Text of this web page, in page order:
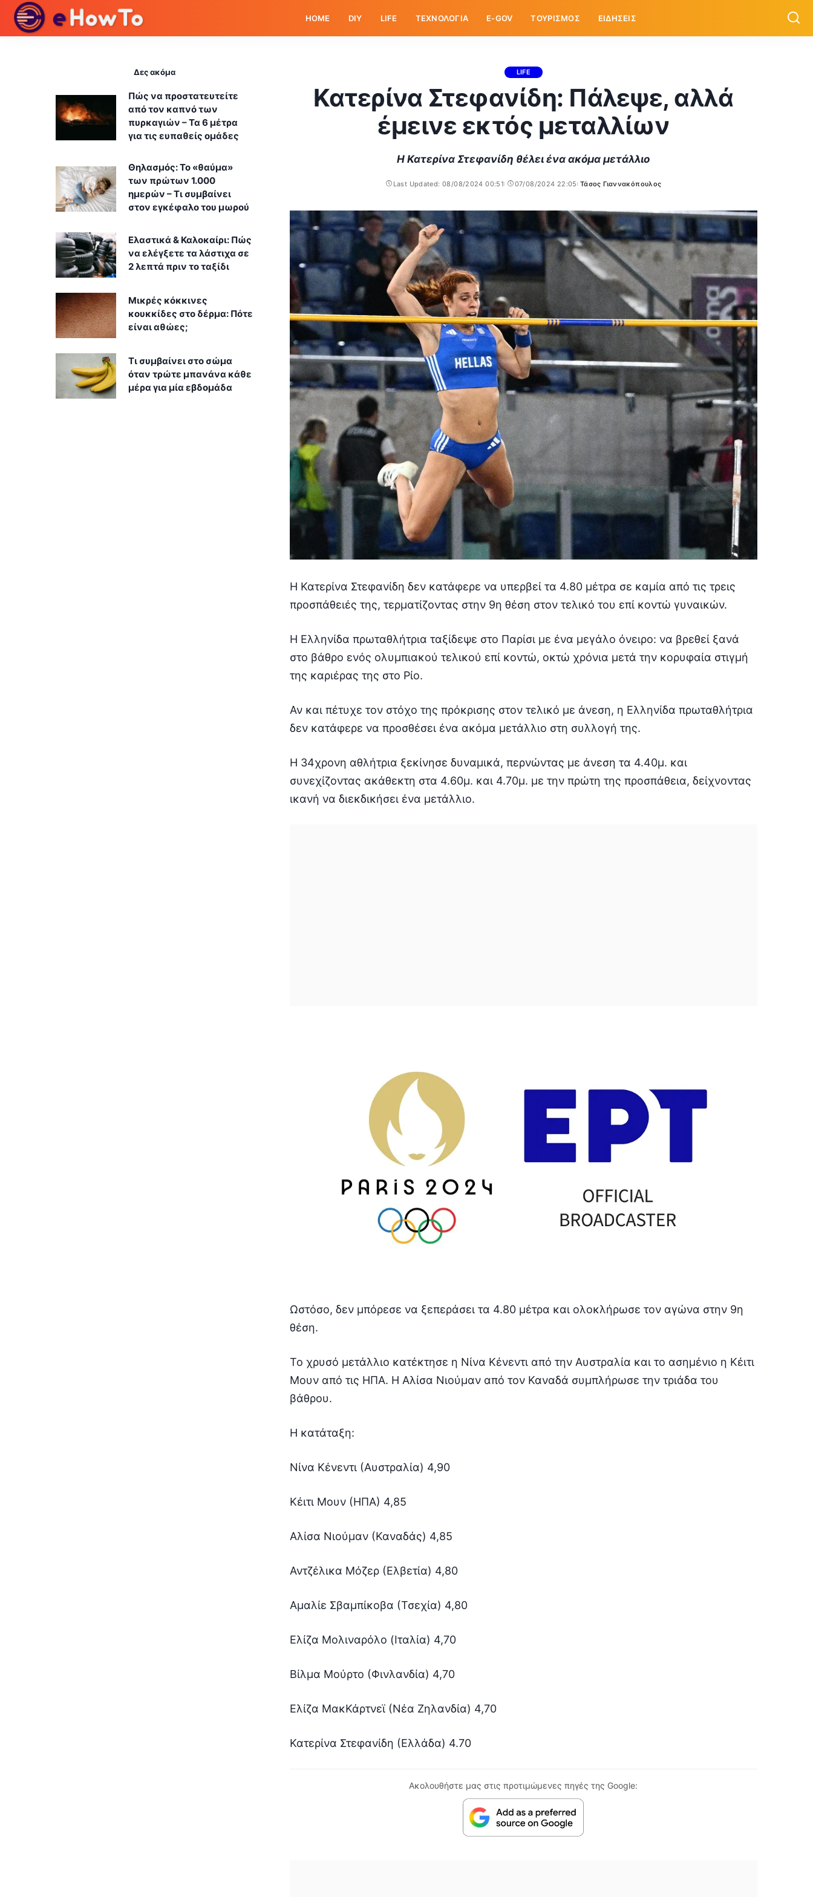
HOME DIY LIFE ΤΕΧΝΟΛΟΓΙΑ E-GOV ΤΟΥΡΙΣΜΟΣ ΕΙΔΗΣΕΙΣ
LIFE
Κατερίνα Στεφανίδη: Πάλεψε, αλλά
έμεινε εκτός μεταλλίων
Η Κατερίνα Στεφανίδη θέλει ένα ακόμα μετάλλιο
Last Updated: 08/08/2024 00:51 07/08/2024 22:05
Posted
Τάσος Γιαννακόπουλος
Η Κατερίνα Στεφανίδη δεν κατάφερε να υπερβεί τα 4.80 μέτρα σε καμία από τις τρεις
προσπάθειές της, τερματίζοντας στην 9η θέση στον τελικό του επί κοντώ γυναικών.
Η Ελληνίδα πρωταθλήτρια ταξίδεψε στο Παρίσι με ένα μεγάλο όνειρο: να βρεθεί ξανά
στο βάθρο ενός ολυμπιακού τελικού επί κοντώ, οκτώ χρόνια μετά την κορυφαία στιγμή
της καριέρας της στο Ρίο.
Αν και πέτυχε τον στόχο της πρόκρισης στον τελικό με άνεση, η Ελληνίδα πρωταθλήτρια
δεν κατάφερε να προσθέσει ένα ακόμα μετάλλιο στη συλλογή της.
Η 34χρονη αθλήτρια ξεκίνησε δυναμικά, περνώντας με άνεση τα 4.40μ. και
συνεχίζοντας ακάθεκτη στα 4.60μ. και 4.70μ. με την πρώτη της προσπάθεια, δείχνοντας
ικανή να διεκδικήσει ένα μετάλλιο.
Ωστόσο, δεν μπόρεσε να ξεπεράσει τα 4.80 μέτρα και ολοκλήρωσε τον αγώνα στην 9η
θέση.
Το χρυσό μετάλλιο κατέκτησε η Νίνα Κένεντι από την Αυστραλία και το ασημένιο η Κέιτι
Μουν από τις ΗΠΑ. Η Αλίσα Νιούμαν από τον Καναδά συμπλήρωσε την τριάδα του
βάθρου.
Η κατάταξη:
Νίνα Κένεντι (Αυστραλία) 4,90
Κέιτι Μουν (ΗΠΑ) 4,85
Αλίσα Νιούμαν (Καναδάς) 4,85
Αντζέλικα Μόζερ (Ελβετία) 4,80
Αμαλίε Σβαμπίκοβα (Τσεχία) 4,80
Ελίζα Μολιναρόλο (Ιταλία) 4,70
Βίλμα Μούρτο (Φινλανδία) 4,70
Ελίζα ΜακΚάρτνεϊ (Νέα Ζηλανδία) 4,70
Κατερίνα Στεφανίδη (Ελλάδα) 4.70
Ακολουθήστε μας στις προτιμώμενες πηγές της Google:
Δες ακόμα
Πώς να προστατευτείτε
από τον καπνό των
πυρκαγιών – Τα 6 μέτρα
για τις ευπαθείς ομάδες
Θηλασμός: Το «θαύμα»
των πρώτων 1.000
ημερών – Τι συμβαίνει
στον εγκέφαλο του μωρού
Ελαστικά & Καλοκαίρι: Πώς
να ελέγξετε τα λάστιχα σε
2 λεπτά πριν το ταξίδι
Μικρές κόκκινες
κουκκίδες στο δέρμα: Πότε
είναι αθώες;
Τι συμβαίνει στο σώμα
όταν τρώτε μπανάνα κάθε
μέρα για μία εβδομάδα